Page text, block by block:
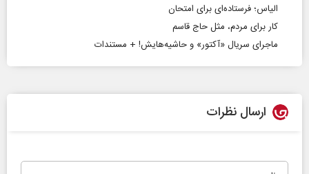
الیاس؛ فرستاده‌ای برای امتحان
کار برای مردم، مثل حاج قاسم
ماجرای سریال «آکتور» و حاشیه‌هایش! + مستندات
ارسال نظرات